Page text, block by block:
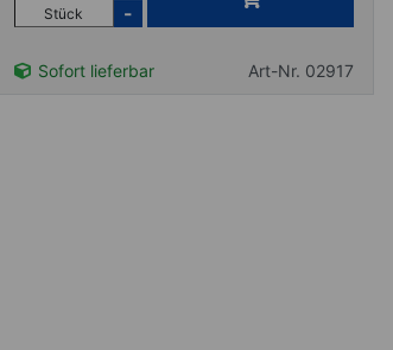
Stück
-
Sofort lieferbar Art-Nr. 02917